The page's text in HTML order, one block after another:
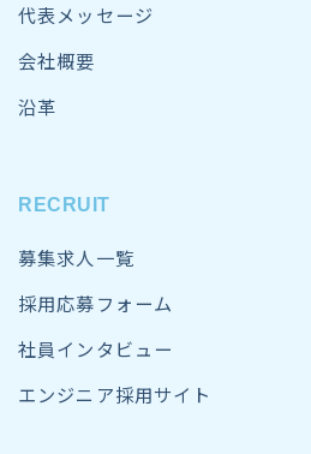
代表メッセージ
会社概要
沿革
RECRUIT
募集求人一覧
採用応募フォーム
社員インタビュー
エンジニア採用サイト